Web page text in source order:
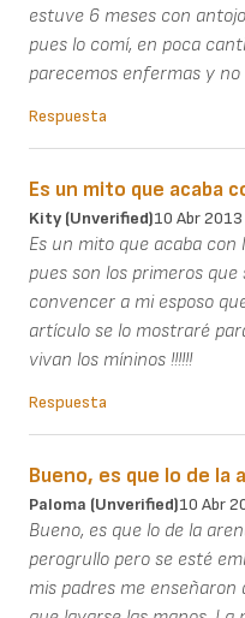
estuve 6 meses con
pues lo comí, en poca
parecemos enfermas y no
Respuesta
Es un mito que acaba
Kity (unverified)10 Abr 2013
Es un mito que acaba
pues son los primeros
convencer a mi esposo
artículo se lo mostraré
vivan los míninos !!!!!!
Respuesta
Bueno, es que lo de la
Paloma (unverified)10 Abr
Bueno, es que lo de la
perogrullo pero se esté
mis padres me enseñaron